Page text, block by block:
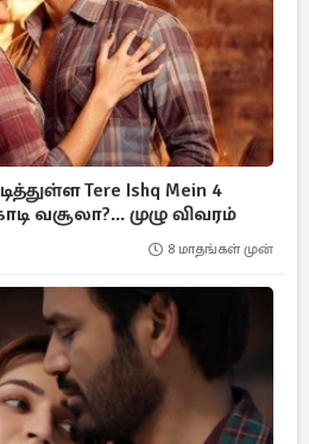
Tere Ishq Mein 4
வசூலா?... முழு விவரம்
8 மாதங்கள் முன்